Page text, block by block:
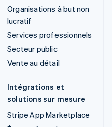
Organisations à but non
lucratif
Services professionnels
Secteur public
Vente au détail
Intégrations et
solutions sur mesure
Stripe App Marketplace